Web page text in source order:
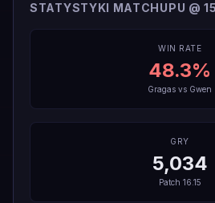
STATYSTYKI MATCHUPU @
WIN RATE
48.3%
Gragas vs Gwen
GRY
5,034
Patch 16.15